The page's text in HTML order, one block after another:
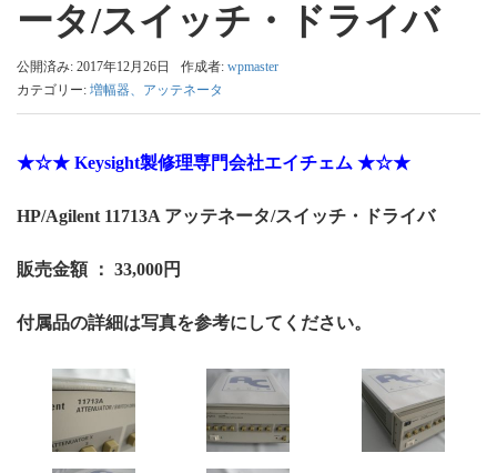
ータ/スイッチ・ドライバ
公開済み: 2017年12月26日 作成者: wpmaster
カテゴリー: 増幅器、アッテネータ
★☆★ Keysight製修理専門会社エイチェム ★☆★
HP/Agilent 11713A アッテネータ/スイッチ・ドライバ
販売金額 ： 33,000円
付属品の詳細は写真を参考にしてください。